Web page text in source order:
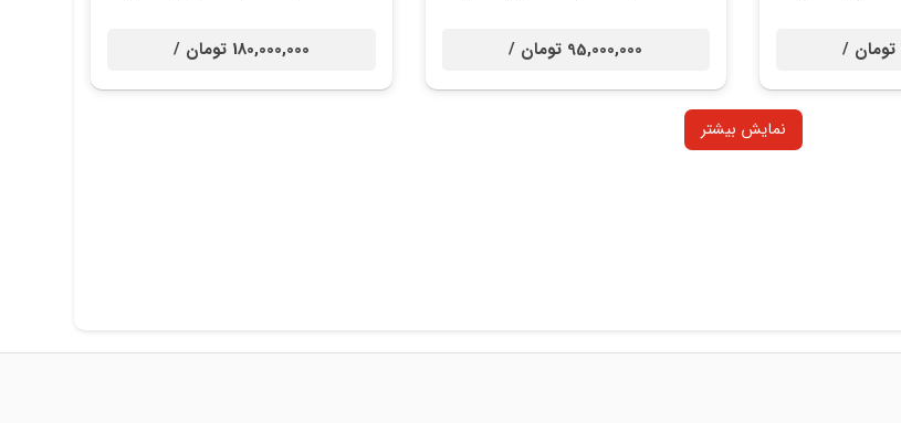
95,000,000 تومان / 180,000,000 تومان /
نمایش بیشتر